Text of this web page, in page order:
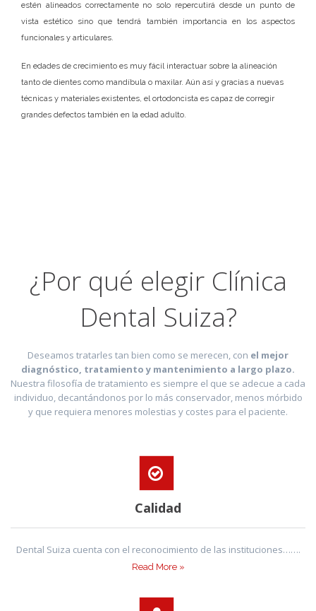
estén alineados correctamente no solo repercutirá desde un punto de
vista estético sino que tendrá también importancia en los aspectos
funcionales y articulares.
En edades de crecimiento es muy fácil interactuar sobre la alineación
tanto de dientes como mandíbula o maxilar. Aún así y gracias a nuevas
técnicas y materiales existentes, el ortodoncista es capaz de corregir
grandes defectos también en la edad adulto.
¿Por qué elegir Clínica
Dental Suiza?
Deseamos tratarles tan bien como se merecen, con el mejor
diagnóstico, tratamiento y mantenimiento a largo plazo.
Nuestra filosofía de tratamiento es siempre el que se adecue a cada
individuo, decantándonos por lo más conservador, menos mórbido
y que requiera menores molestias y costes para el paciente.
Calidad
Dental Suiza cuenta con el reconocimiento de las instituciones…….
Read More »